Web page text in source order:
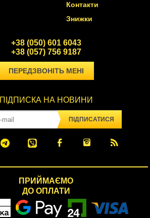
Контакти
Знижки
+38 (050) 601 6043
+38 (057) 756 9187
ПЕРЕДЗВОНІТЬ МЕНІ
ПІДПИСКА НА НОВИНИ
ПІДПИСАТИСЯ
ПРИЙМАЄМО
ДО ОПЛАТИ